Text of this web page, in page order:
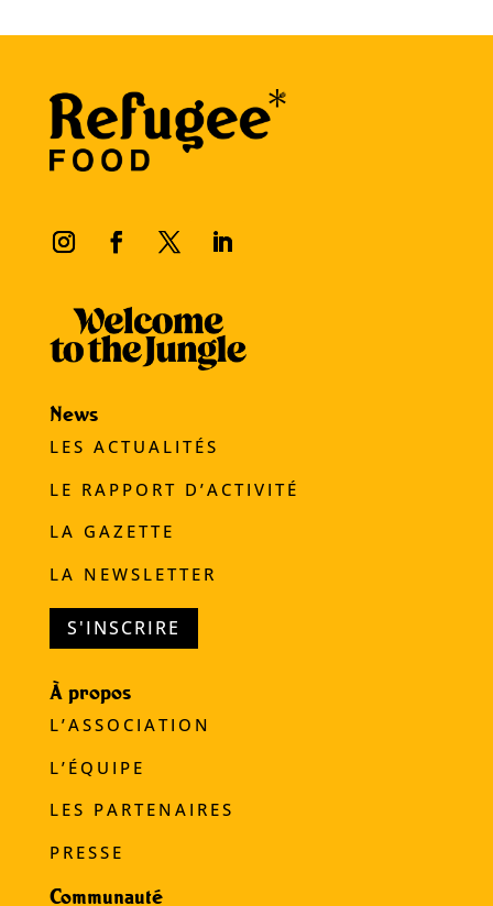
News
LES ACTUALITÉS
LE RAPPORT D’ACTIVITÉ
LA GAZETTE
LA NEWSLETTER
S'INSCRIRE
À propos
L’ASSOCIATION
L’ÉQUIPE
LES PARTENAIRES
PRESSE
Communauté